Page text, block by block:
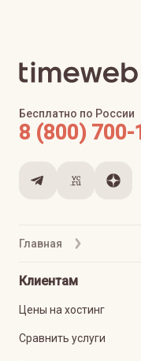
Главная
Бесплатно по России
8 (800) 700-
Клиентам
Цены на хостинг
Сравнить услуги